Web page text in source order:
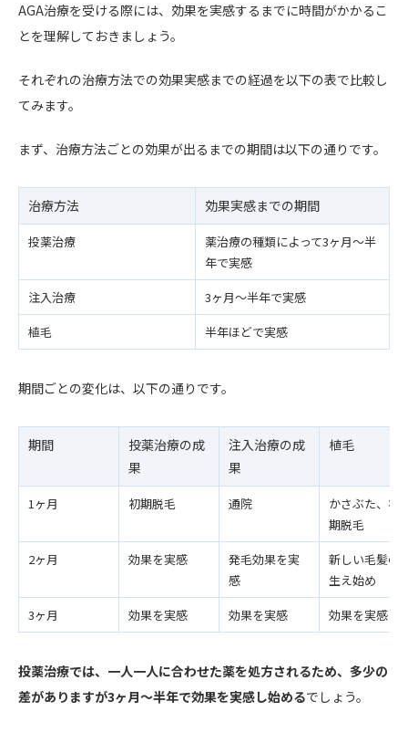
AGA治療を受ける際には、効果を実感するまでに時間がかかるこ
とを理解しておきましょう。
それぞれの治療方法での効果実感までの経過を以下の表で比較し
てみます。
まず、治療方法ごとの効果が出るまでの期間は以下の通りです。
治療方法 効果実感までの期間
投薬治療
薬治療の種類によって3ヶ月〜半
年で実感
注入治療
3ヶ月〜半年で実感
植毛
半年ほどで実感
期間ごとの変化は、以下の通りです。
期間
投薬治療の成
果
注入治療の成
果
植毛
1ヶ月 初期脱毛 通院
かさぶた、初
期脱毛
2ヶ月
効果を実感
発毛効果を実
感
新しい毛髪の
生え始め
3ヶ月
効果を実感 効果を実感 効果を実感
投薬治療では、一人一人に合わせた薬を処方されるため、多少の
差がありますが3ヶ月〜半年で効果を実感し始めるでしょう。